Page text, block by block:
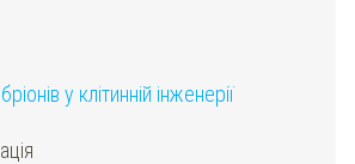
у клітинній інженерії